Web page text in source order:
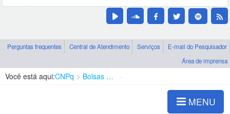
Perguntas frequentes Central de Atendimento Serviços
E-mail do Pesquisador
Área de imprensa
Você está aqui:CNPq Bolsas e Auxílios Vigentes
MENU